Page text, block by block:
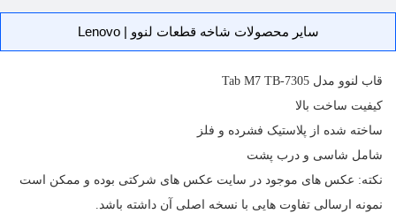
سایر محصولات شاخه قطعات لنوو | Lenovo
قاب لنوو مدل Tab M7 TB-7305
کیفیت ساخت بالا
ساخته شده از پلاستیک فشرده و فلز
شامل شاسی و درب پشت
نکته: عکس های موجود در سایت عکس های شرکتی بوده و ممکن است
نمونه ارسالی تفاوت هایی با نسخه اصلی آن داشته باشد.